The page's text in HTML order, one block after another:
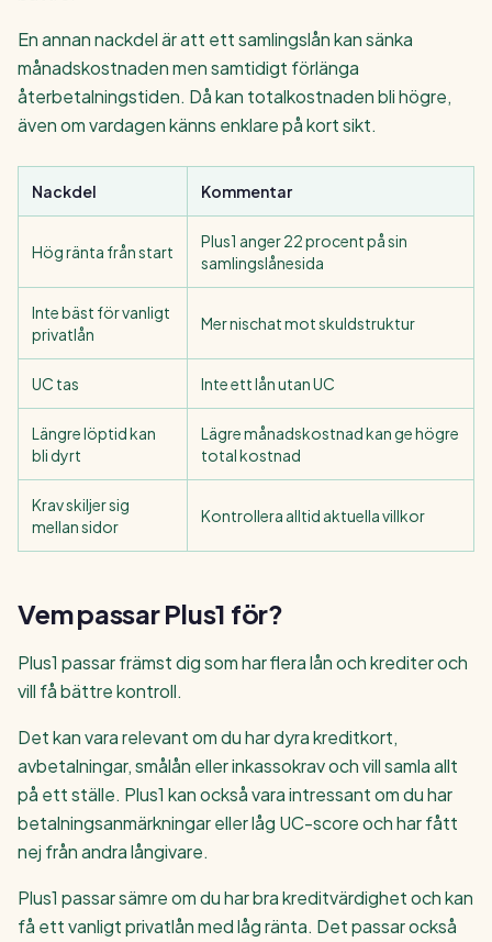
En annan nackdel är att ett samlingslån kan sänka
månadskostnaden men samtidigt förlänga
återbetalningstiden. Då kan totalkostnaden bli högre,
även om vardagen känns enklare på kort sikt.
Nackdel Kommentar
Hög ränta från start
Plus1 anger 22 procent på sin
samlingslånesida
Inte bäst för vanligt
privatlån
Mer nischat mot skuldstruktur
UC tas Inte ett lån utan UC
Längre löptid kan
bli dyrt
Lägre månadskostnad kan ge högre
total kostnad
Krav skiljer sig
mellan sidor
Kontrollera alltid aktuella villkor
Vem passar Plus1 för?
Plus1 passar främst dig som har flera lån och krediter och
vill få bättre kontroll.
Det kan vara relevant om du har dyra kreditkort,
avbetalningar, smålån eller inkassokrav och vill samla allt
på ett ställe. Plus1 kan också vara intressant om du har
betalningsanmärkningar eller låg UC-score och har fått
nej från andra långivare.
Plus1 passar sämre om du har bra kreditvärdighet och kan
få ett vanligt privatlån med låg ränta. Det passar också